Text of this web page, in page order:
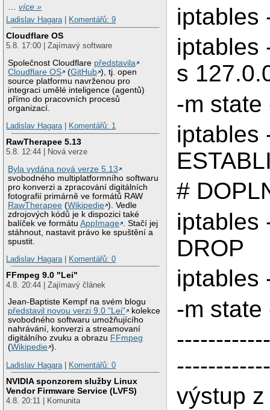
…více »
Ladislav Hagara| Komentářů: 9
Cloudflare OS
5.8. 17:00 | Zajímavý software
Společnost Cloudflare představila
Cloudflare OS
(GitHub ), tj. open
source platformu navrženou pro
integraci umělé inteligence (agentů)
přímo do pracovních procesů
organizací.
Ladislav Hagara| Komentářů: 1
RawTherapee 5.13
5.8. 12:44 | Nová verze
Byla vydána nová verze 5.13
svobodného multiplatformního softwaru
pro konverzi a zpracování digitálních
fotografií primárně ve formátů RAW
RawTherapee (Wikipedie ). Vedle
zdrojových kódů je k dispozici také
balíček ve formátuAppImage
. Stačí jej
stáhnout, nastavit právo ke spuštění a
spustit.
Ladislav Hagara| Komentářů: 0
FFmpeg 9.0 "Lei"
4.8. 20:44 | Zajímavý článek
Jean-Baptiste Kempf na svém blogu
představil novou verzi 9.0 "Lei"
kolekce
svobodného softwaru umožňujícího
nahrávání, konverzi a streamovaní
digitálního zvuku a obrazu FFmpeg
(Wikipedie ).
Ladislav Hagara| Komentářů: 0
NVIDIA sponzorem služby Linux
Vendor Firmware Service (LVFS)
4.8. 20:11 | Komunita
iptables
iptables
s
-m state
iptables
#
iptables
DROP
iptables
-m state
výstup